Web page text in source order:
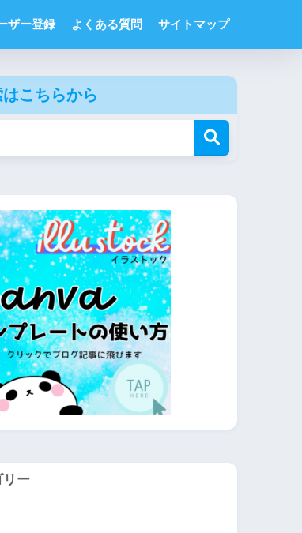
ザー登録 よくある質問 サイトマップ
こちらから
リー